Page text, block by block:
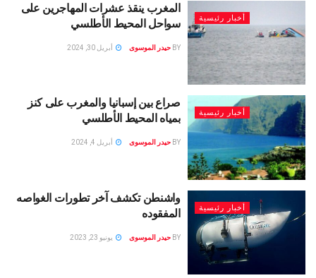
أخبار رئيسية
المغرب ينقذ عشرات المهاجرين على
سواحل المحيط الأطلسي
BY حيدر الموسوى أبريل 30, 2024
أخبار رئيسية
صراع بين إسبانيا والمغرب على كنز
بمياه المحيط الأطلسي
BY حيدر الموسوى أبريل 4, 2024
أخبار رئيسية
واشنطن تكشف آخر تطورات الغواصه
المفقوده
BY حيدر الموسوى يونيو 23, 2023